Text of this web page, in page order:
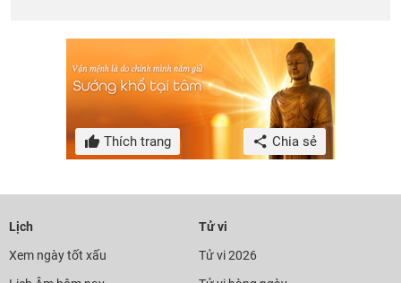
Thích trang Chia sẻ
Lịch
Xem ngày tốt xấu
Tử vi
Tử vi 2026